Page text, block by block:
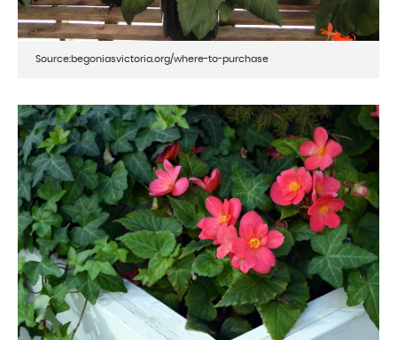
Source:begoniasvictoria.org/where-to-purchase